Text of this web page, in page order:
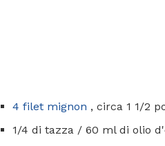
4 filet mignon , circa 1 1/2
1/4 di tazza / 60 ml di olio